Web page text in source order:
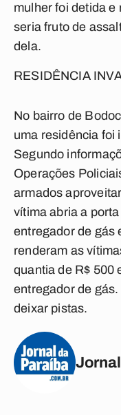
mulher foi detida e
seria fruto de
dela.
RESIDÊNCIA
No bairro de
uma residência foi
Segundo
Operações
armados
vítima abria a
entregador de gás
renderam as
quantia de R$ 500
entregador de
deixar pistas.